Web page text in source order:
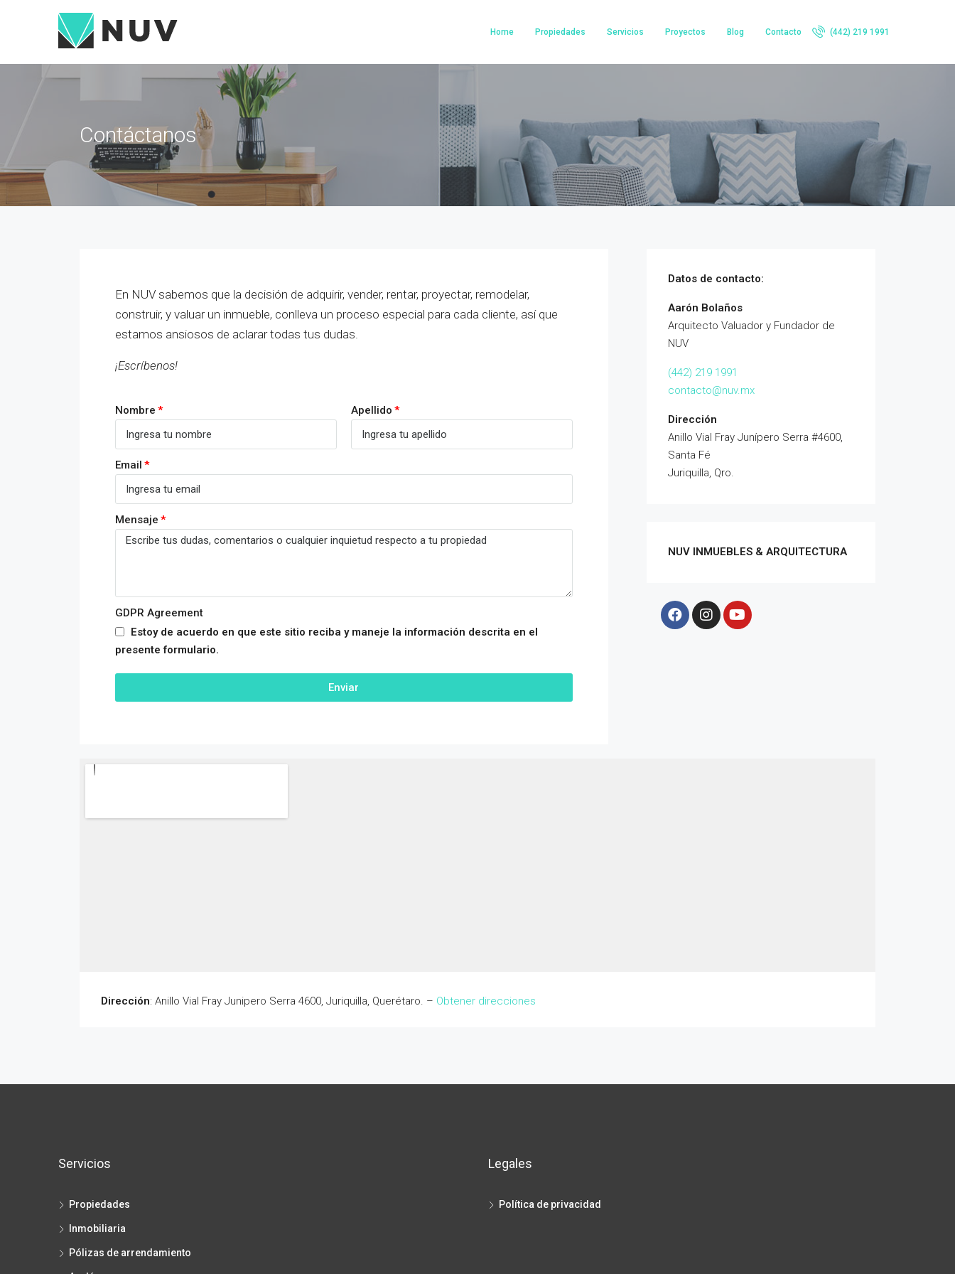
Home Propiedades Servicios Proyectos Blog Contacto (442) 219 1991
Contáctanos
En NUV sabemos que la decisión de adquirir, vender, rentar, proyectar, remodelar,
construir, y valuar un inmueble, conlleva un proceso especial para cada cliente, así que
estamos ansiosos de aclarar todas tus dudas.
¡Escríbenos!
Nombre Apellido
Email
Mensaje
GDPR Agreement
Estoy de acuerdo en que este sitio reciba y maneje la información descrita en el
presente formulario.
Enviar
Datos de contacto:
Aarón Bolaños
Arquitecto Valuador y Fundador de
NUV
(442) 219 1991
contacto@nuv.mx
Dirección
Anillo Vial Fray Junípero Serra #4600,
Santa Fé
Juriquilla, Qro.
NUV INMUEBLES & ARQUITECTURA
Dirección: Anillo Vial Fray Junipero Serra 4600, Juriquilla, Querétaro. – Obtener direcciones
Servicios
Propiedades
Inmobiliaria
Pólizas de arrendamiento
Legales
Política de privacidad